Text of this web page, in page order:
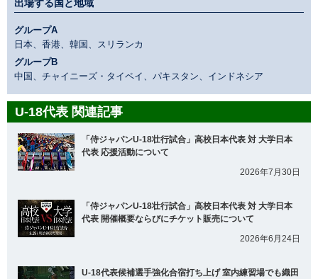
出場する国と地域
グループA
日本、香港、韓国、スリランカ
グループB
中国、チャイニーズ・タイペイ、パキスタン、インドネシア
U-18代表 関連記事
「侍ジャパンU-18壮行試合」高校日本代表 対 大学日本
代表 応援活動について
2026年7月30日
「侍ジャパンU-18壮行試合」高校日本代表 対 大学日本
代表 開催概要ならびにチケット販売について
2026年6月24日
U-18代表候補選手強化合宿打ち上げ 室内練習場でも織田